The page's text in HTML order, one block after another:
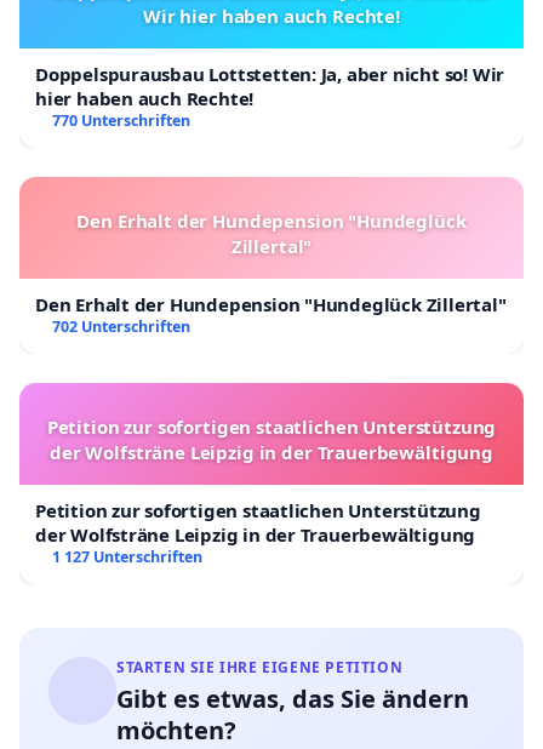
Wir hier haben auch Rechte!
Doppelspurausbau Lottstetten: Ja, aber nicht so! Wir
hier haben auch Rechte!
770 Unterschriften
Den Erhalt der Hundepension "Hundeglück
Zillertal"
Den Erhalt der Hundepension "Hundeglück Zillertal"
702 Unterschriften
Petition zur sofortigen staatlichen Unterstützung
der Wolfsträne Leipzig in der Trauerbewältigung
Petition zur sofortigen staatlichen Unterstützung
der Wolfsträne Leipzig in der Trauerbewältigung
1 127 Unterschriften
STARTEN SIE IHRE EIGENE PETITION
Gibt es etwas, das Sie ändern
möchten?